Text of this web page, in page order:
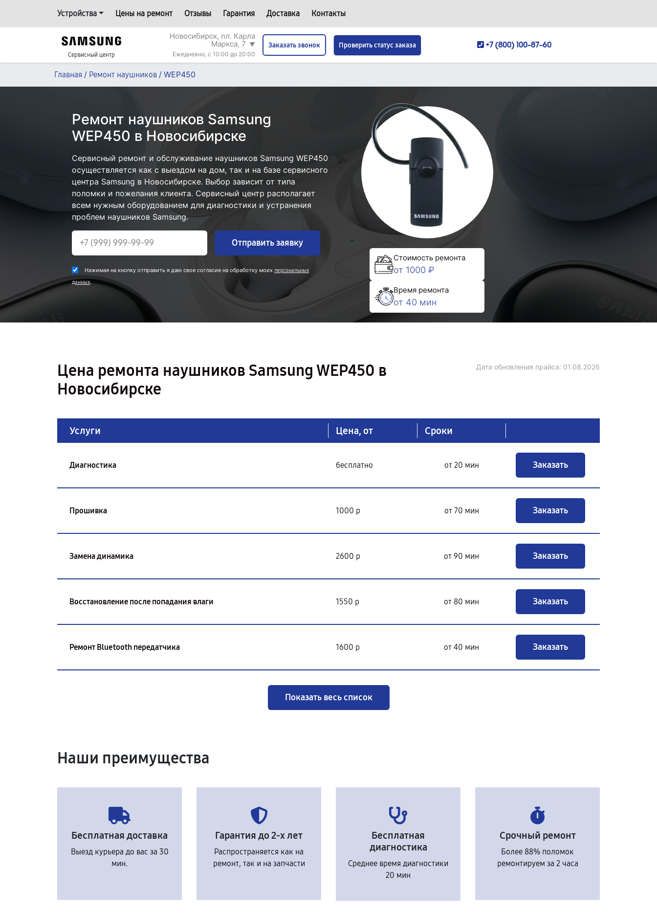
Устройства Цены на ремонт Отзывы Гарантия Доставка Контакты
Сервисный центр
Новосибирск, пл. Карла
Маркса, 7 ▼
Ежедневно, с 10:00 до 20:00
Заказать звонок Проверить статус заказа +7 (800) 100-87-60
Главная / Ремонт наушников / WEP450
Ремонт наушников Samsung
WEP450 в Новосибирске
Сервисный ремонт и обслуживание наушников Samsung WEP450
осуществляется как с выездом на дом, так и на базе сервисного
центра Samsung в Новосибирске. Выбор зависит от типа
поломки и пожелания клиента. Сервисный центр располагает
всем нужным оборудованием для диагностики и устранения
проблем наушников Samsung.
Отправить заявку
Нажимая на кнопку отправить я даю свое согласие на обработку моих персональных
данных.
Стоимость ремонта
от 1000 ₽
Время ремонта
от 40 мин
Цена ремонта наушников Samsung WEP450 в
Новосибирске
Дата обновления прайса: 01.08.2026
Услуги Цена, от Сроки
Диагностика бесплатно от 20 мин Заказать
Прошивка 1000 р от 70 мин Заказать
Замена динамика 2600 р от 90 мин Заказать
Восстановление после попадания влаги 1550 р от 80 мин Заказать
Ремонт Bluetooth передатчика 1600 р от 40 мин Заказать
Показать весь список
Наши преимущества
Бесплатная доставка
Выезд курьера до вас за 30
мин.
Гарантия до 2-х лет
Распространяется как на
ремонт, так и на запчасти
Бесплатная
диагностика
Среднее время диагностики
20 мин
Срочный ремонт
Более 88% поломок
ремонтируем за 2 часа